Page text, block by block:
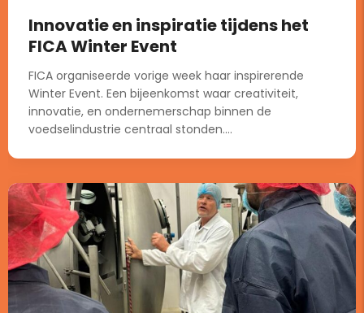
Innovatie en inspiratie tijdens het
FICA Winter Event
FICA organiseerde vorige week haar inspirerende
Winter Event. Een bijeenkomst waar creativiteit,
innovatie, en ondernemerschap binnen de
voedselindustrie centraal stonden....